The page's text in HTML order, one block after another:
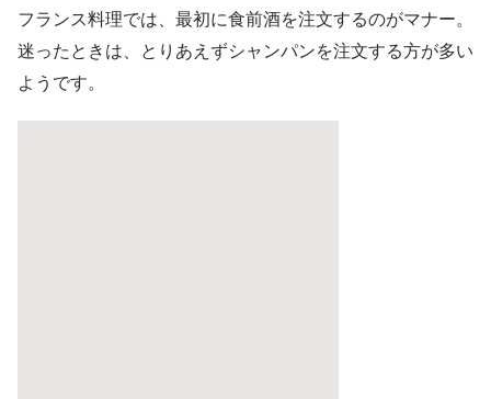
フランス料理では、最初に食前酒を注文するのがマナー。
迷ったときは、とりあえずシャンパンを注文する方が多い
ようです。